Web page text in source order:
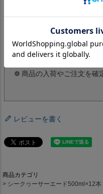
入荷お知ら
入荷お知らせボタンを押
てください。
商品の入荷やご注文を確
レビューを書く
商品カテゴリ
シークヮーサーエード